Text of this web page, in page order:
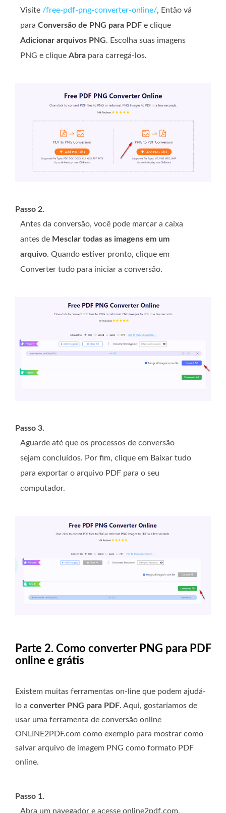
Visite /free-pdf-png-converter-online/, Então vá
para Conversão de PNG para PDF e clique
Adicionar arquivos PNG. Escolha suas imagens
PNG e clique Abra para carregá-los.
Passo 2.
Antes da conversão, você pode marcar a caixa
antes de Mesclar todas as imagens em um
arquivo. Quando estiver pronto, clique em
Converter tudo para iniciar a conversão.
Passo 3.
Aguarde até que os processos de conversão
sejam concluídos. Por fim, clique em Baixar tudo
para exportar o arquivo PDF para o seu
computador.
Parte 2. Como converter PNG para PDF
online e grátis
Existem muitas ferramentas on-line que podem ajudá-
lo a converter PNG para PDF. Aqui, gostaríamos de
usar uma ferramenta de conversão online
ONLINE2PDF.com como exemplo para mostrar como
salvar arquivo de imagem PNG como formato PDF
online.
Passo 1.
Abra um navegador e acesse online2pdf.com,